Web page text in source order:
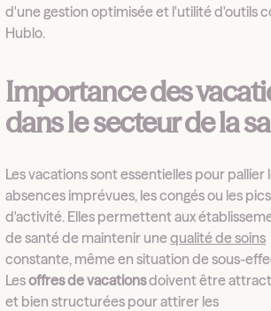
d'une gestion optimisée et l'utilité d'outils
Hublo.
Importance des
dans le secteur de la
Les vacations sont essentielles pour pallier
absences imprévues, les congés ou les pics
d'activité. Elles permettent aux
de santé de maintenir unequalité de soins
constante, même en situation de sous-
Lesoffres de vacationsdoivent être
et bien structurées pour attirer les